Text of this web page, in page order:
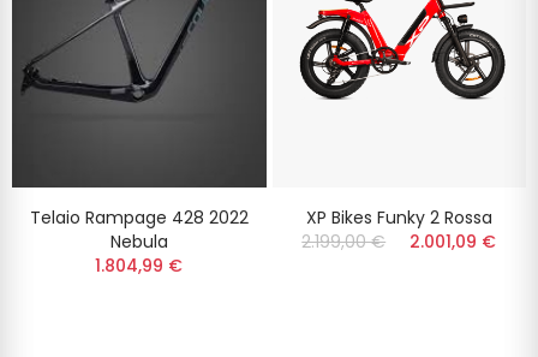
Telaio Rampage 428 2022
Nebula
1.804,99 €
XP Bikes Funky 2 Rossa
2.199,00 €
2.001,09 €